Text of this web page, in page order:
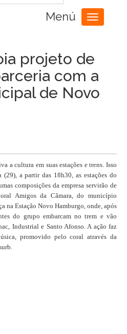
Menú
Toggle
navigation
projeto de
com a
de Novo
a cultura em suas estações e trens. Isso
(29), a partir das 18h30, as estações do
composições da empresa servirão de
Amigos da Câmara, do município
na Estação Novo Hamburgo, onde, após
do grupo embarcam no trem e vão
Industrial e Santo Afonso. A ação faz
promovido pelo coral através da